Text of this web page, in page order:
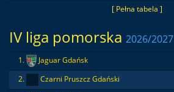
[ Pełna tabela ]
IV liga pomorska 2026/2027
1. Jaguar Gdańsk
2.
Czarni Pruszcz Gdański